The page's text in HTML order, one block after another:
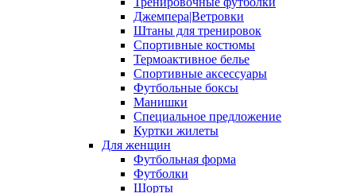
Джемпера|Ветровки
Штаны для тренировок
Спортивные костюмы
Термоактивное белье
Спортивные аксессуары
Футбольные боксы
Манишки
Специальное предложение
Куртки жилеты
Для женщин
Футбольная форма
Футболки
Шорты